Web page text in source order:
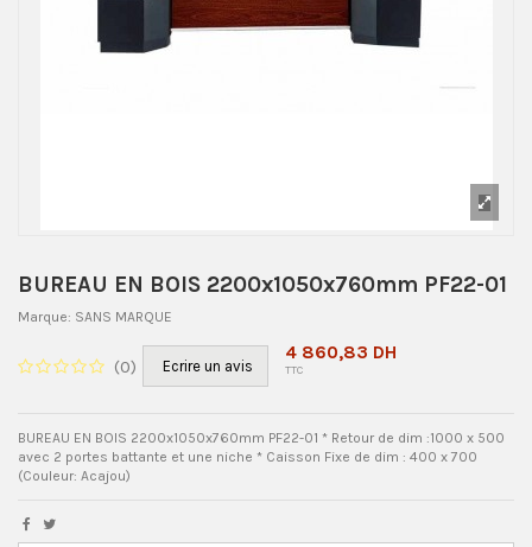
BUREAU EN BOIS 2200x1050x760mm PF22-01
Marque: SANS MARQUE
(0) Ecrire un avis
4 860,83 DH
TTC
BUREAU EN BOIS 2200x1050x760mm PF22-01 * Retour de dim :1000 x 500
avec 2 portes battante et une niche * Caisson Fixe de dim : 400 x 700
(Couleur: Acajou)